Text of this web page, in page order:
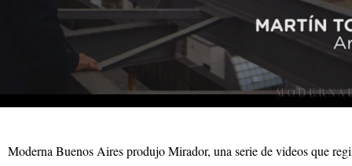
Moderna Buenos Aires produjo Mirador, una serie de videos que